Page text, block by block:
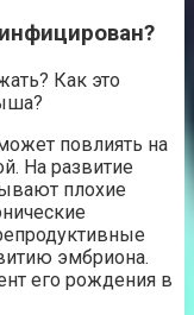
Как это
повлиять на
На развитие
плохие
эмбриона.
его рождения в